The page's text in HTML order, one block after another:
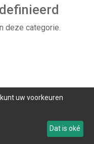
deze categorie.
uw voorkeuren
Dat is oké